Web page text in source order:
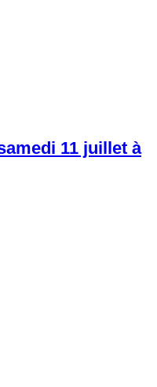
11 juillet à